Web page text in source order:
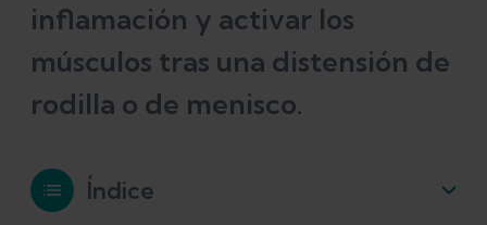
inflamación y activar los
músculos tras una distensión de
rodilla o de menisco.
Índice